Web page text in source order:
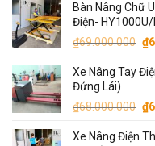
Bàn Nâng Chữ
Điện- HY1000U/
₫69.000.000
là:
₫
Xe Nâng Tay
Đứng Lái)
₫68.000.000
là:
₫
Xe Nâng Điện